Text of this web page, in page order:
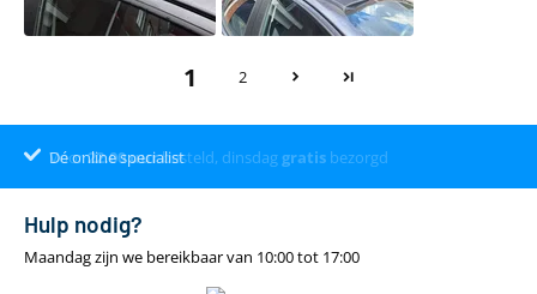
1 2
22.00uur gratis
Dé online specialist
Klantenbeoordeling 9.4
Hulp nodig?
Maandag zijn we bereikbaar van 10:00 tot 17:00